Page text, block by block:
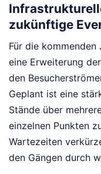
zukünftige
Für die
eine Erweiterung
den
Geplant ist eine
Stände über
einzelnen Punkten
Wartezeiten
den Gängen durch